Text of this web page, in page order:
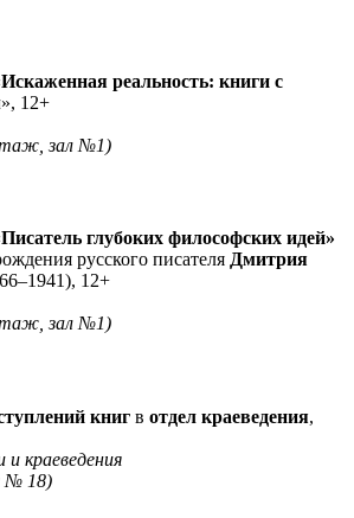
Искаженная реальность: книги с
», 12+
зал №1)
Писатель глубоких философских идей»
русского писателя Дмитрия
12+
зал №1)
книг в отдел краеведения,
краеведения
№ 18)